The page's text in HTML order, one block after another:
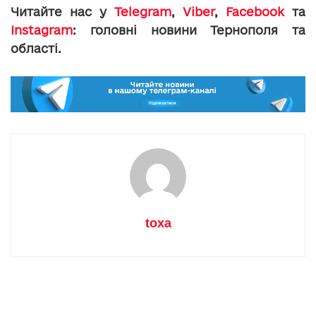
Читайте нас у Telegram, Viber, Facebookта
Instagram: головні новини Тернополя та
області.
toxa